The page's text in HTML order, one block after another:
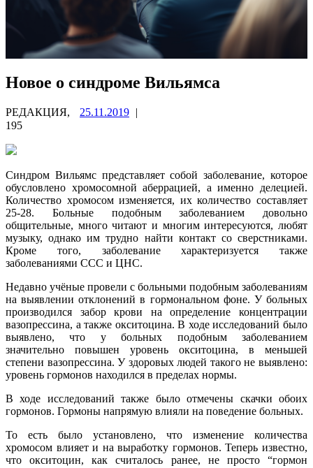
Новое о синдроме Вильямса
РЕДАКЦИЯ, 25.11.2019 |
195
Синдром Вильямс представляет собой заболевание, которое
обусловлено хромосомной аберрацией, а именно делецией.
Количество хромосом изменяется, их количество составляет
25-28. Больные подобным заболеванием довольно
общительные, много читают и многим интересуются, любят
музыку, однако им трудно найти контакт со сверстниками.
Кроме того, заболевание характеризуется также
заболеваниями ССС и ЦНС.
Недавно учёные провели с больными подобным заболеваниям
на выявлении отклонений в гормональном фоне. У больных
производился забор крови на определение концентрации
вазопрессина, а также окситоцина. В ходе исследований было
выявлено, что у больных подобным заболеванием
значительно повышен уровень окситоцина, в меньшей
степени вазопрессина. У здоровых людей такого не выявлено:
уровень гормонов находился в пределах нормы.
В ходе исследований также было отмечены скачки обоих
гормонов. Гормоны напрямую влияли на поведение больных.
То есть было установлено, что изменение количества
хромосом влияет и на выработку гормонов. Теперь известно,
что окситоцин, как считалось ранее, не просто “гормон